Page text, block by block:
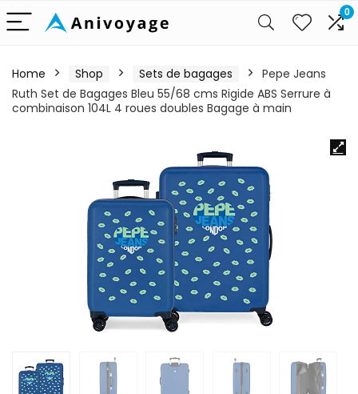
0
Home Shop Sets de bagages
Pepe Jeans
Ruth Set de Bagages Bleu 55/68 cms Rigide ABS Serrure à
combinaison 104L 4 roues doubles Bagage à main